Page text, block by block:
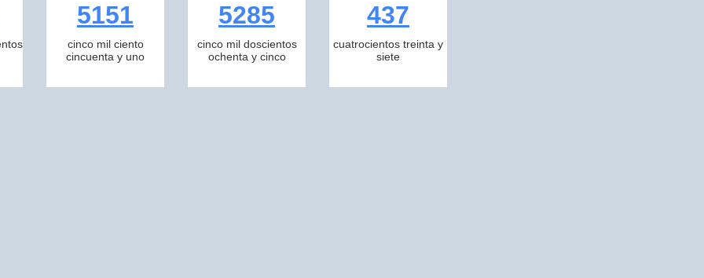
5151
cinco mil ciento
cincuenta y uno
5285
cinco mil doscientos
ochenta y cinco
437
cuatrocientos treinta y
siete